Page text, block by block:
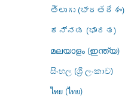
తెలుగు (భారతదేశం)
ಕನ್ನಡ (ಭಾರತ)
മലയാളം (ഇന്ത്യ)
සිංහල (ශ්‍රී ලංකාව)
ไทย (ไทย)